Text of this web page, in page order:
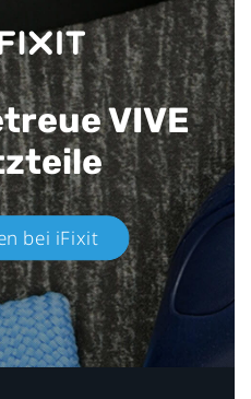
VIVE
bei iFixit​